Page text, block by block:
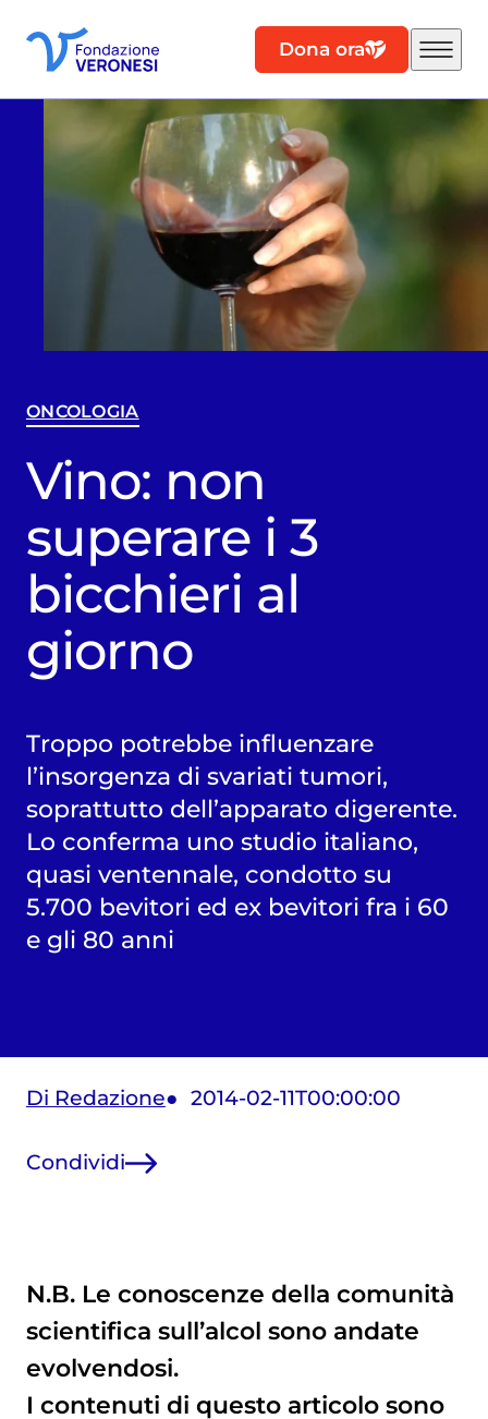
Dona ora
ONCOLOGIA
Vino: non
superare i 3
bicchieri al
giorno
Troppo potrebbe influenzare
l’insorgenza di svariati tumori,
soprattutto dell’apparato digerente.
Lo conferma uno studio italiano,
quasi ventennale, condotto su
5.700 bevitori ed ex bevitori fra i 60
e gli 80 anni
Di Redazione 2014-02-11T00:00:00
Condividi
N.B. Le conoscenze della comunità
scientifica sull’alcol sono andate
evolvendosi.
I contenuti di questo articolo sono